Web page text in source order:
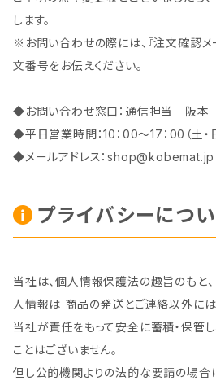
します。
※お問い合わせの際には、『注文確認メ
文番号をお伝えください。
◆お問い合わせ窓口：通信担当 阪本
◆平日営業時間：10：00～17：00（土・
◆メールアドレス：shop@kobemat.jp
プライバシーにつ
当社は、個人情報保護法の趣旨のもと
人情報は 商品の発送とご連絡以外には
当社が責任をもって安全に蓄積・保管
ことはございません。
但し公的機関よりの法的な要請の場合